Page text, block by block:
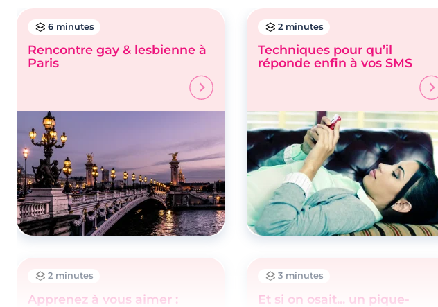
6 minutes
Rencontre gay & lesbienne à
Paris
2 minutes
Techniques pour qu’il
réponde enfin à vos SMS
2 minutes
Apprenez à vous aimer :
3 minutes
Et si on osait... un pique-